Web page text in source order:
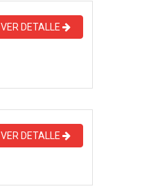
VER DETALLE
VER DETALLE